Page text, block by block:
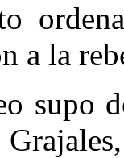
a la
supo